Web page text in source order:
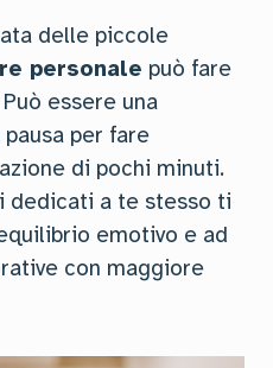
delle piccole
personale può fare
essere una
per fare
di pochi minuti.
dedicati a te stesso ti
emotivo e ad
con maggiore